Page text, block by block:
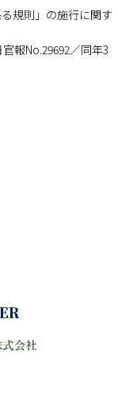
規則」の施行に関す
報No.29692／同年3